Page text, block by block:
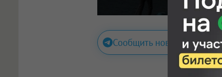
Сообщить новость